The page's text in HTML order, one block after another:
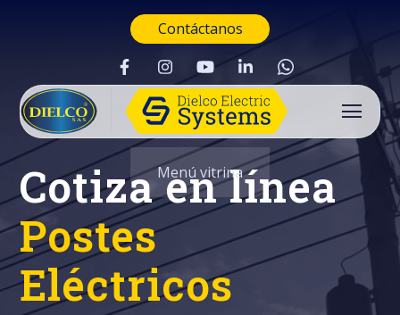
Contáctanos
Menú vitrina
Cotiza en línea
Postes
Eléctricos